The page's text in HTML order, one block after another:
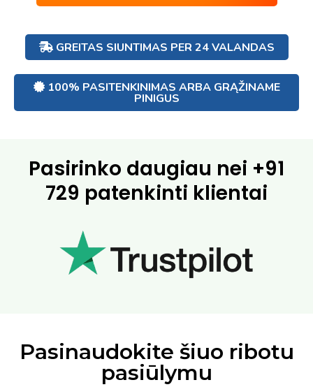
GREITAS SIUNTIMAS PER 24 VALANDAS
100% PASITENKINIMAS ARBA GRĄŽINAME
PINIGUS
Pasirinko daugiau nei +91
729 patenkinti klientai
Pasinaudokite šiuo ribotu
pasiūlymu